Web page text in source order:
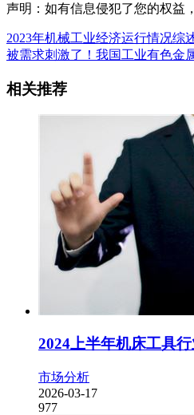
声明：如有信息侵犯了您的权益
2023年机械工业经济运行情况综
被需求刺激了！我国工业有色金
相关推荐
2024上半年机床工具
市场分析
2026-03-17
977